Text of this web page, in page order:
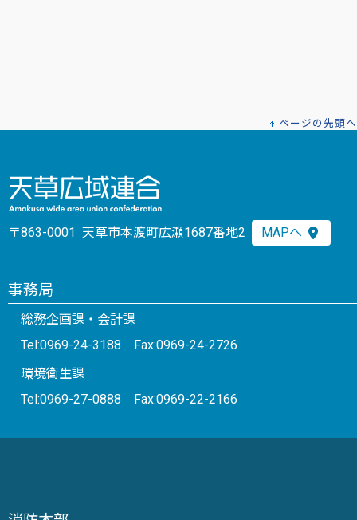
ページの先頭へ
〒863-0001 天草市本渡町広瀬1687番地2 MAPへ
事務局
総務企画課・会計課
Tel:0969-24-3188 Fax:0969-24-2726
環境衛生課
Tel:0969-27-0888 Fax:0969-22-2166